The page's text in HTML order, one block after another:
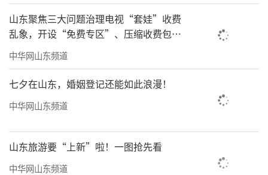
山东聚焦三大问题治理电视“套娃”收费
乱象，开设“免费专区”、压缩收费包比
例70%以上
中华网山东频道
七夕在山东，婚姻登记还能如此浪漫！
中华网山东频道
山东旅游要“上新”啦！一图抢先看
中华网山东频道